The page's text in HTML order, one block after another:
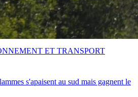
s'apaisent au sud mais gagnent le
ET TRANSPORT